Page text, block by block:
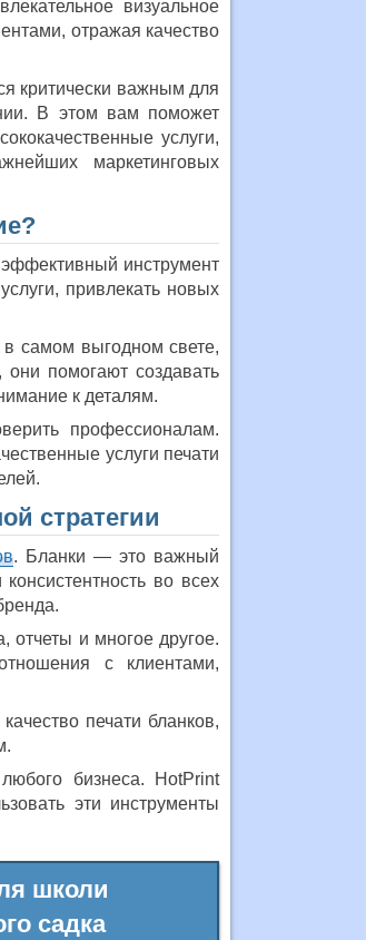
визуальное
отражая качество
критически важным для
В этом вам поможет
услуги,
маркетинговых
инструмент
привлекать новых
самом выгодном свете,
помогают создавать
к деталям.
профессионалам.
услуги печати
стратегии
. Бланки — это важный
во всех
отчеты и многое другое.
с клиентами,
печати бланков,
бизнеса. HotPrint
эти инструменты
школи
садка